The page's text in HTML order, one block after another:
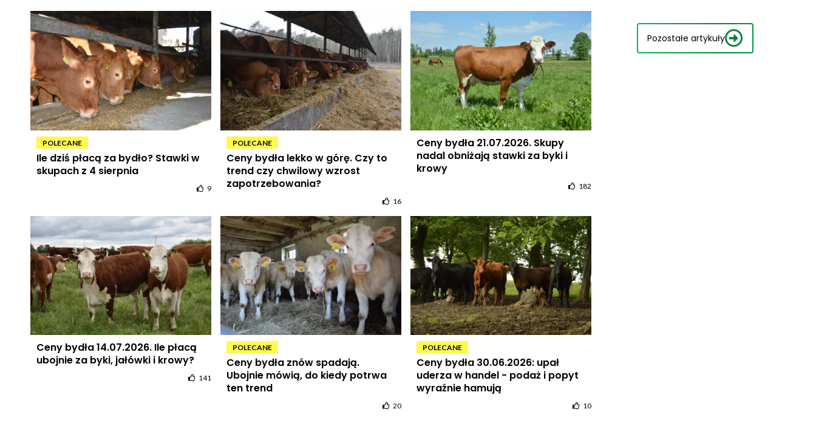
POLECANE
Ile dziś płacą za bydło? Stawki w
skupach z 4 sierpnia
9
POLECANE
Ceny bydła lekko w górę. Czy to
trend czy chwilowy wzrost
zapotrzebowania?
16
Ceny bydła 21.07.2026. Skupy
nadal obniżają stawki za byki i
krowy
182
Ceny bydła 14.07.2026. Ile płacą
ubojnie za byki, jałówki i krowy?
141
POLECANE
Ceny bydła znów spadają.
Ubojnie mówią, do kiedy potrwa
ten trend
20
POLECANE
Ceny bydła 30.06.2026: upał
uderza w handel - podaż i popyt
wyraźnie hamują
10
Pozostałe artykuły